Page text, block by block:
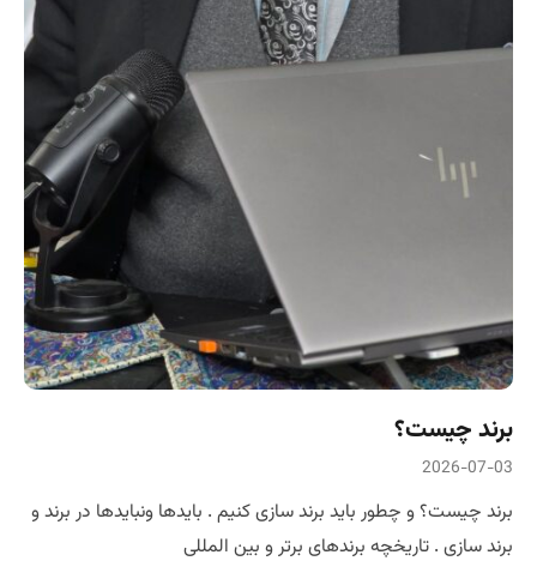
برند چیست؟
2026-07-03
برند چیست؟ و چطور باید برند سازی کنیم . بایدها و‌نبایدها در برند و
برند سازی . تاریخچه برندهای برتر و بین المللی